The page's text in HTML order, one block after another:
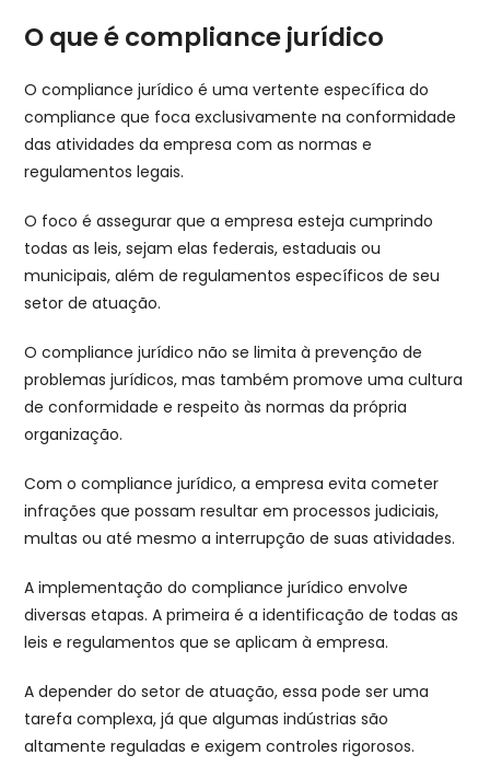
O que é compliance jurídico
O compliance jurídico é uma vertente específica do
compliance que foca exclusivamente na conformidade
das atividades da empresa com as normas e
regulamentos legais.
O foco é assegurar que a empresa esteja cumprindo
todas as leis, sejam elas federais, estaduais ou
municipais, além de regulamentos específicos de seu
setor de atuação.
O compliance jurídico não se limita à prevenção de
problemas jurídicos, mas também promove uma cultura
de conformidade e respeito às normas da própria
organização.
Com o compliance jurídico, a empresa evita cometer
infrações que possam resultar em processos judiciais,
multas ou até mesmo a interrupção de suas atividades.
A implementação do compliance jurídico envolve
diversas etapas. A primeira é a identificação de todas as
leis e regulamentos que se aplicam à empresa.
A depender do setor de atuação, essa pode ser uma
tarefa complexa, já que algumas indústrias são
altamente reguladas e exigem controles rigorosos.